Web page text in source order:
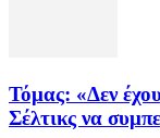
Τόμας: «Δεν
Σέλτικς να